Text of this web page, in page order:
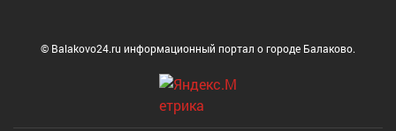
© Balakovo24.ru информационный портал о городе Балаково.